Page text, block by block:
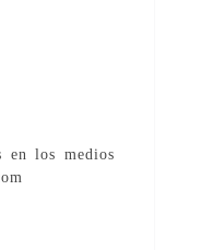
en los medios